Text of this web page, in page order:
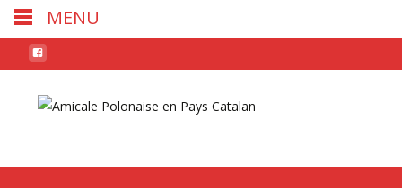
MENU